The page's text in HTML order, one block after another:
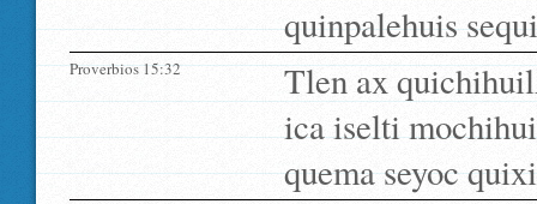
quinpalehuis
Proverbios 15:32
Tlen ax
ica iselti
quema seyoc